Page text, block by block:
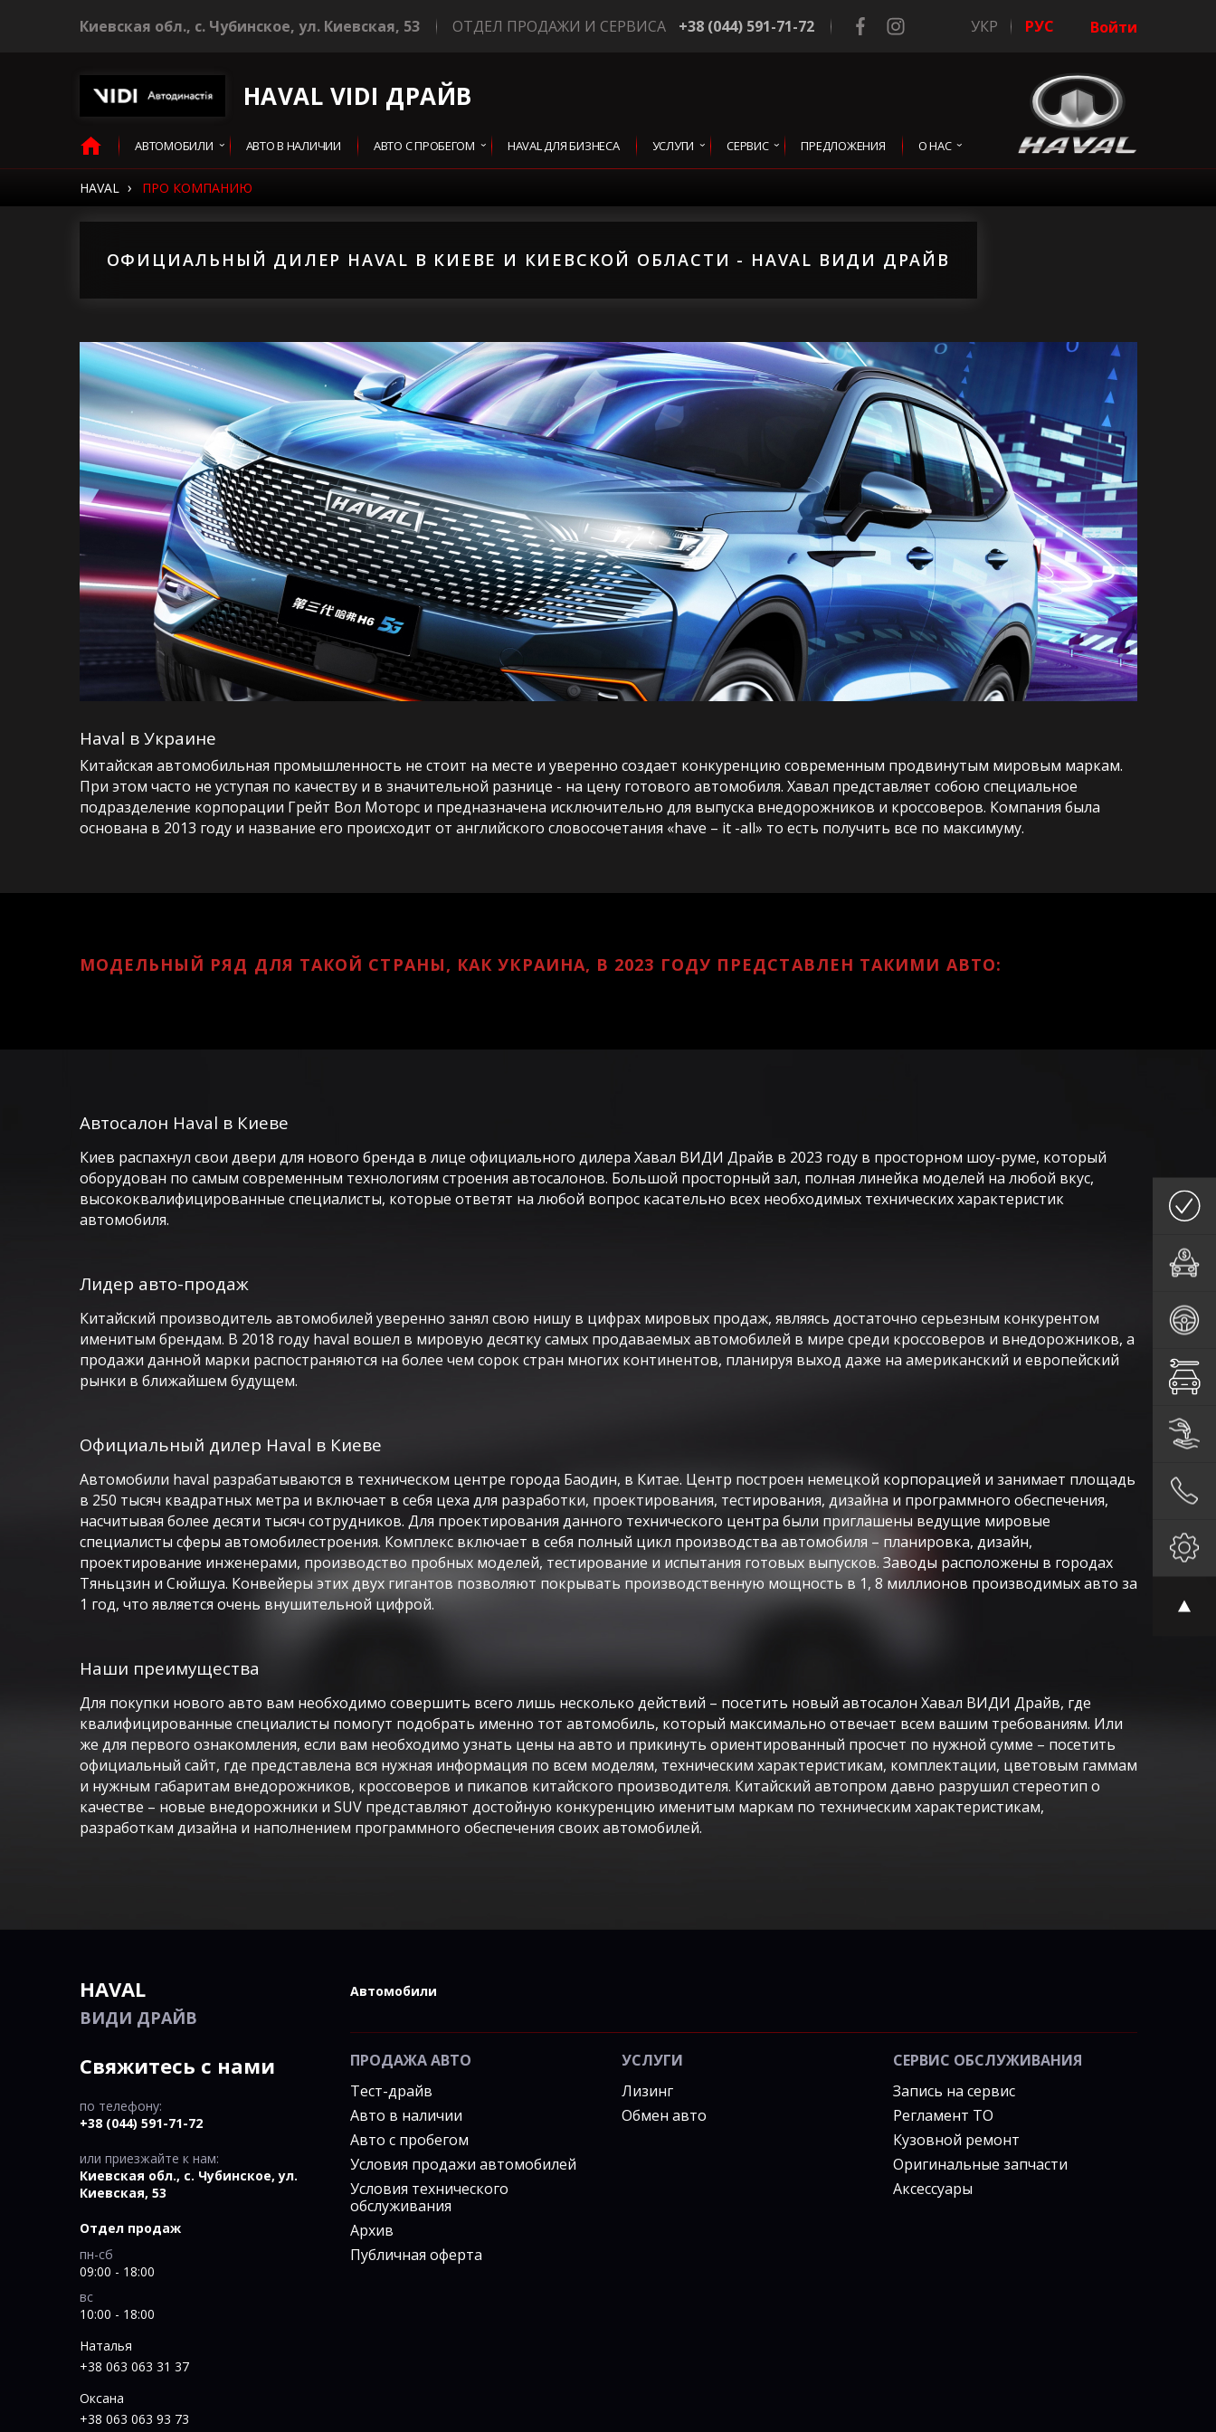
Киевская обл., c. Чубинское, ул. Киевская, 53 ОТДЕЛ ПРОДАЖИ И СЕРВИСА +38 (044) 591-71-72 УКР РУС Войти
HAVAL VIDI ДРАЙВ
АВТОМОБИЛИ АВТО В НАЛИЧИИ АВТО С ПРОБЕГОМ HAVAL ДЛЯ БИЗНЕСА УСЛУГИ СЕРВИС ПРЕДЛОЖЕНИЯ О НАС
HAVAL › ПРО КОМПАНИЮ
ОФИЦИАЛЬНЫЙ ДИЛЕР HAVAL В КИЕВЕ И КИЕВСКОЙ ОБЛАСТИ - HAVAL ВИДИ ДРАЙВ
Haval в Украине
Китайская автомобильная промышленность не стоит на месте и уверенно создает конкуренцию современным продвинутым мировым маркам.
При этом часто не уступая по качеству и в значительной разнице - на цену готового автомобиля. Хавал представляет собою специальное
подразделение корпорации Грейт Вол Моторс и предназначена исключительно для выпуска внедорожников и кроссоверов. Компания была
основана в 2013 году и название его происходит от английского словосочетания «have – it -all» то есть получить все по максимуму.
МОДЕЛЬНЫЙ РЯД ДЛЯ ТАКОЙ СТРАНЫ, КАК УКРАИНА, В 2023 ГОДУ ПРЕДСТАВЛЕН ТАКИМИ АВТО:
Автосалон Haval в Киеве
Киев распахнул свои двери для нового бренда в лице официального дилера Хавал ВИДИ Драйв в 2023 году в просторном шоу-руме, который
оборудован по самым современным технологиям строения автосалонов. Большой просторный зал, полная линейка моделей на любой вкус,
высококвалифицированные специалисты, которые ответят на любой вопрос касательно всех необходимых технических характеристик
автомобиля.
Лидер авто-продаж
Китайский производитель автомобилей уверенно занял свою нишу в цифрах мировых продаж, являясь достаточно серьезным конкурентом
именитым брендам. В 2018 году haval вошел в мировую десятку самых продаваемых автомобилей в мире среди кроссоверов и внедорожников, а
продажи данной марки распостраняются на более чем сорок стран многих континентов, планируя выход даже на американский и европейский
рынки в ближайшем будущем.
Официальный дилер Haval в Киеве
Автомобили haval разрабатываются в техническом центре города Баодин, в Китае. Центр построен немецкой корпорацией и занимает площадь
в 250 тысяч квадратных метра и включает в себя цеха для разработки, проектирования, тестирования, дизайна и программного обеспечения,
насчитывая более десяти тысяч сотрудников. Для проектирования данного технического центра были приглашены ведущие мировые
специалисты сферы автомобилестроения. Комплекс включает в себя полный цикл производства автомобиля – планировка, дизайн,
проектирование инженерами, производство пробных моделей, тестирование и испытания готовых выпусков. Заводы расположены в городах
Тяньцзин и Cюйшуа. Конвейеры этих двух гигантов позволяют покрывать производственную мощность в 1, 8 миллионов производимых авто за
1 год, что является очень внушительной цифрой.
Наши преимущества
Для покупки нового авто вам необходимо совершить всего лишь несколько действий – посетить новый автосалон Хавал ВИДИ Драйв, где
квалифицированные специалисты помогут подобрать именно тот автомобиль, который максимально отвечает всем вашим требованиям. Или
же для первого ознакомления, если вам необходимо узнать цены на авто и прикинуть ориентированный просчет по нужной сумме – посетить
официальный сайт, где представлена вся нужная информация по всем моделям, техническим характеристикам, комплектации, цветовым гаммам
и нужным габаритам внедорожников, кроссоверов и пикапов китайского производителя. Китайский автопром давно разрушил стереотип о
качестве – новые внедорожники и SUV представляют достойную конкуренцию именитым маркам по техническим характеристикам,
разработкам дизайна и наполнением программного обеспечения своих автомобилей.
HAVAL
ВИДИ ДРАЙВ
Свяжитесь с нами
по телефону:
+38 (044) 591-71-72
или приезжайте к нам:
Киевская обл., c. Чубинское, ул.
Киевская, 53
Отдел продаж
пн-сб
09:00 - 18:00
вс
10:00 - 18:00
Наталья
+38 063 063 31 37
Оксана
+38 063 063 93 73
Автомобили
ПРОДАЖА АВТО
Тест-драйв
Авто в наличии
Авто с пробегом
Условия продажи автомобилей
Условия технического
обслуживания
Архив
Публичная оферта
УСЛУГИ
Лизинг
Обмен авто
СЕРВИС ОБСЛУЖИВАНИЯ
Запись на сервис
Регламент ТО
Кузовной ремонт
Оригинальные запчасти
Аксессуары